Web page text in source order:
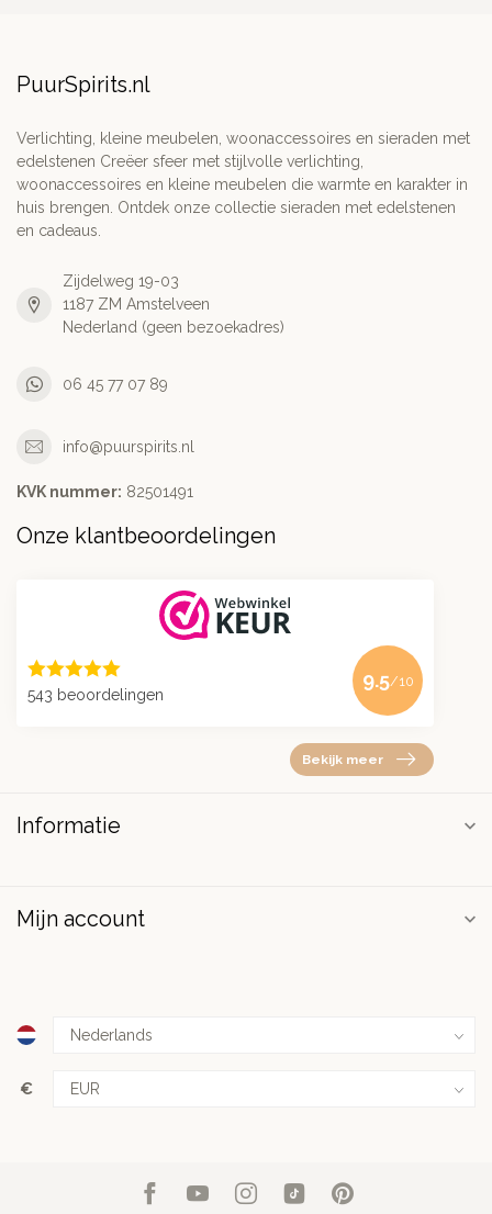
PuurSpirits.nl
Verlichting, kleine meubelen, woonaccessoires en sieraden met
edelstenen Creëer sfeer met stijlvolle verlichting,
woonaccessoires en kleine meubelen die warmte en karakter in
huis brengen. Ontdek onze collectie sieraden met edelstenen
en cadeaus.
Zijdelweg 19-03
1187 ZM Amstelveen
Nederland (geen bezoekadres)
06 45 77 07 89
info@puurspirits.nl
KVK nummer: 82501491
Onze klantbeoordelingen
543 beoordelingen
9.5/10
Bekijk meer
Informatie
Mijn account
€